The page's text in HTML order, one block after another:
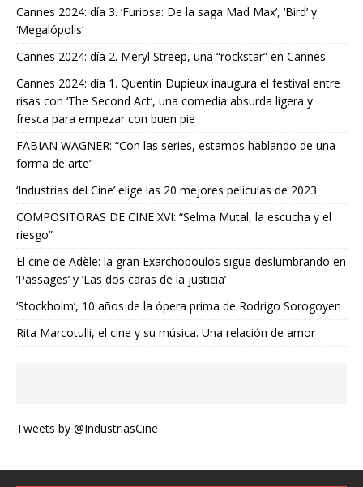
Cannes 2024: día 3. ‘Furiosa: De la saga Mad Max’, ‘Bird’ y
‘Megalópolis’
Cannes 2024: día 2. Meryl Streep, una “rockstar” en Cannes
Cannes 2024: día 1. Quentin Dupieux inaugura el festival entre
risas con ‘The Second Act’, una comedia absurda ligera y
fresca para empezar con buen pie
FABIAN WAGNER: “Con las series, estamos hablando de una
forma de arte”
‘Industrias del Cine’ elige las 20 mejores películas de 2023
COMPOSITORAS DE CINE XVI: “Selma Mutal, la escucha y el
riesgo”
El cine de Adèle: la gran Exarchopoulos sigue deslumbrando en
’Passages’ y ’Las dos caras de la justicia’
‘Stockholm’, 10 años de la ópera prima de Rodrigo Sorogoyen
Rita Marcotulli, el cine y su música. Una relación de amor
Tweets by @IndustriasCine